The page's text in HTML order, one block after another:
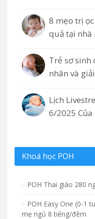
8 mẹo trị
quả tại nhà
Trẻ sơ sinh
nhân và
Lịch
6/2025 Của
Khoá học POH
POH Thai giáo 280
POH Easy One (0-1
mẹ ngủ 8 tiếng/đêm